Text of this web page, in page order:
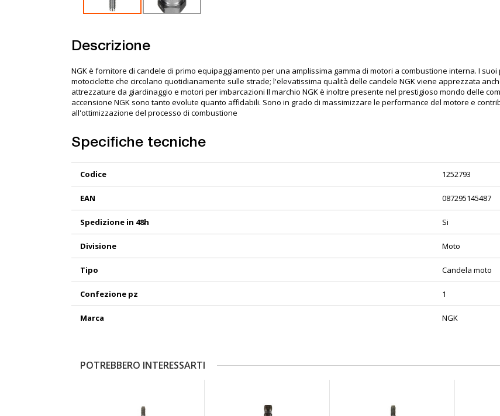
Descrizione
NGK è fornitore di candele di primo equipaggiamento per una amplissima gamma di motori a combustione interna. I
motociclette che circolano quotidianamente sulle strade; l'elevatissima qualità delle candele NGK viene apprezzata
attrezzature da giardinaggio e motori per imbarcazioni Il marchio NGK è inoltre presente nel prestigioso mondo delle
accensione NGK sono tanto evolute quanto affidabili. Sono in grado di massimizzare le performance del motore e
all'ottimizzazione del processo di combustione
Specifiche tecniche
Informazioni
Codice 1252793
EAN 087295145487
Spedizione in 48h Si
Divisione Moto
Tipo Candela moto
Confezione pz 1
Marca NGK
POTREBBERO INTERESSARTI